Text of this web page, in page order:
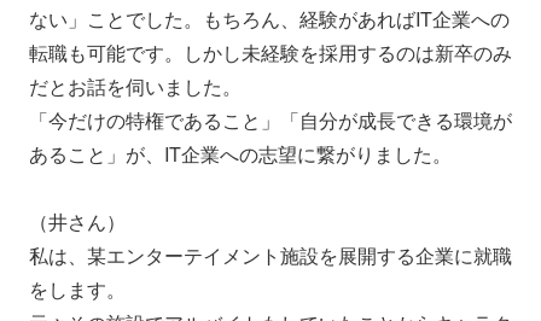
ない」ことでした。もちろん、経験があればIT企業への
転職も可能です。しかし未経験を採用するのは新卒のみ
だとお話を伺いました。
「今だけの特権であること」「自分が成長できる環境が
あること」が、IT企業への志望に繋がりました。
（井さん）
私は、某エンターテイメント施設を展開する企業に就職
をします。